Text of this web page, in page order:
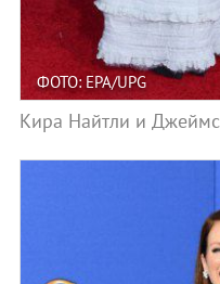
ФОТО: EPA/UPG
Кира Найтли и